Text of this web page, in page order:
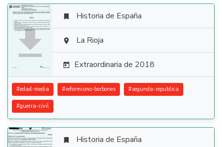

 Historia de España
 La Rioja
 Extraordinaria de 2018
#edad-media #reformismo-borbones #segunda-republica
#guerra-civil
 Historia de España